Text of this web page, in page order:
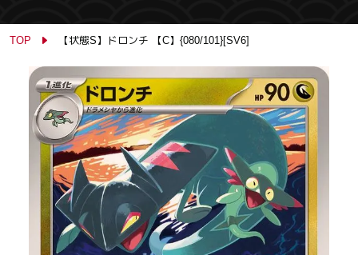
TOP 【状態S】ドロンチ 【C】{080/101}[SV6]